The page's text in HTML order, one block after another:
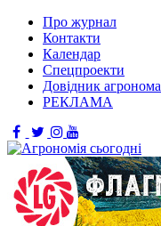
Про журнал
Контакти
Календар
Спецпроекти
Довідник агронома
РЕКЛАМА